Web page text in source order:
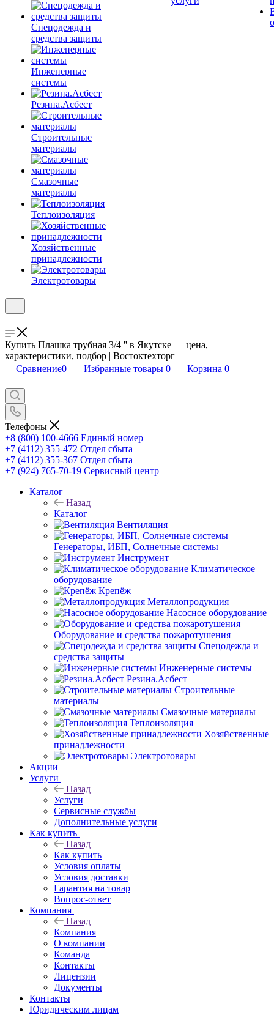
Спецодежда и
средства защиты
Инженерные
системы
Резина.Асбест
Строительные
материалы
Смазочные
материалы
Теплоизоляция
Хозяйственные
принадлежности
Электротовары
Купить Плашка трубная 3/4 '' в Якутске — цена,
характеристики, подбор | Востоктехторг
Сравнение0 Избранные товары 0 Корзина 0
Телефоны
+8 (800) 100-4666 Единый номер
+7 (4112) 355-472 Отдел сбыта
+7 (4112) 355-367 Отдел сбыта
+7 (924) 765-70-19 Сервисный центр
Каталог
Назад
Каталог
Вентиляция
Генераторы, ИБП, Солнечные системы
Инструмент
Климатическое
оборудование
Крепёж
Металлопродукция
Насосное оборудование
Оборудование и средства пожаротушения
Спецодежда и
средства защиты
Инженерные системы
Резина.Асбест
Строительные
материалы
Смазочные материалы
Теплоизоляция
Хозяйственные
принадлежности
Электротовары
Акции
Услуги
Назад
Услуги
Сервисные службы
Дополнительные услуги
Как купить
Назад
Как купить
Условия оплаты
Условия доставки
Гарантия на товар
Вопрос-ответ
Компания
Назад
Компания
О компании
Команда
Контакты
Лицензии
Документы
Контакты
Юридическим лицам